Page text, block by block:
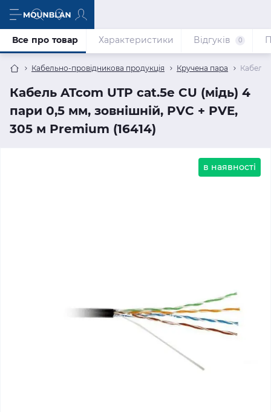
Кабельно-провідникова продукція Кручена пара Кабель
Кабель ATcom UTP cat.5e CU (мідь) 4
пари 0,5 мм, зовнішній, PVC + PVE,
305 м Premium (16414)
Все про товар Характеристики Відгуків 0
в наявності